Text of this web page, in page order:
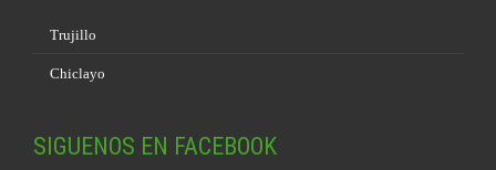
Trujillo
Chiclayo
SIGUENOS EN FACEBOOK